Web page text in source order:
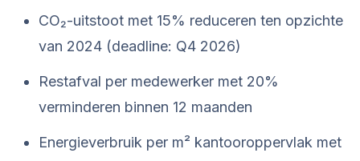
CO₂-uitstoot met 15% reduceren ten opzichte
van 2024 (deadline: Q4 2026)
Restafval per medewerker met 20%
verminderen binnen 12 maanden
Energieverbruik per m² kantooroppervlak met